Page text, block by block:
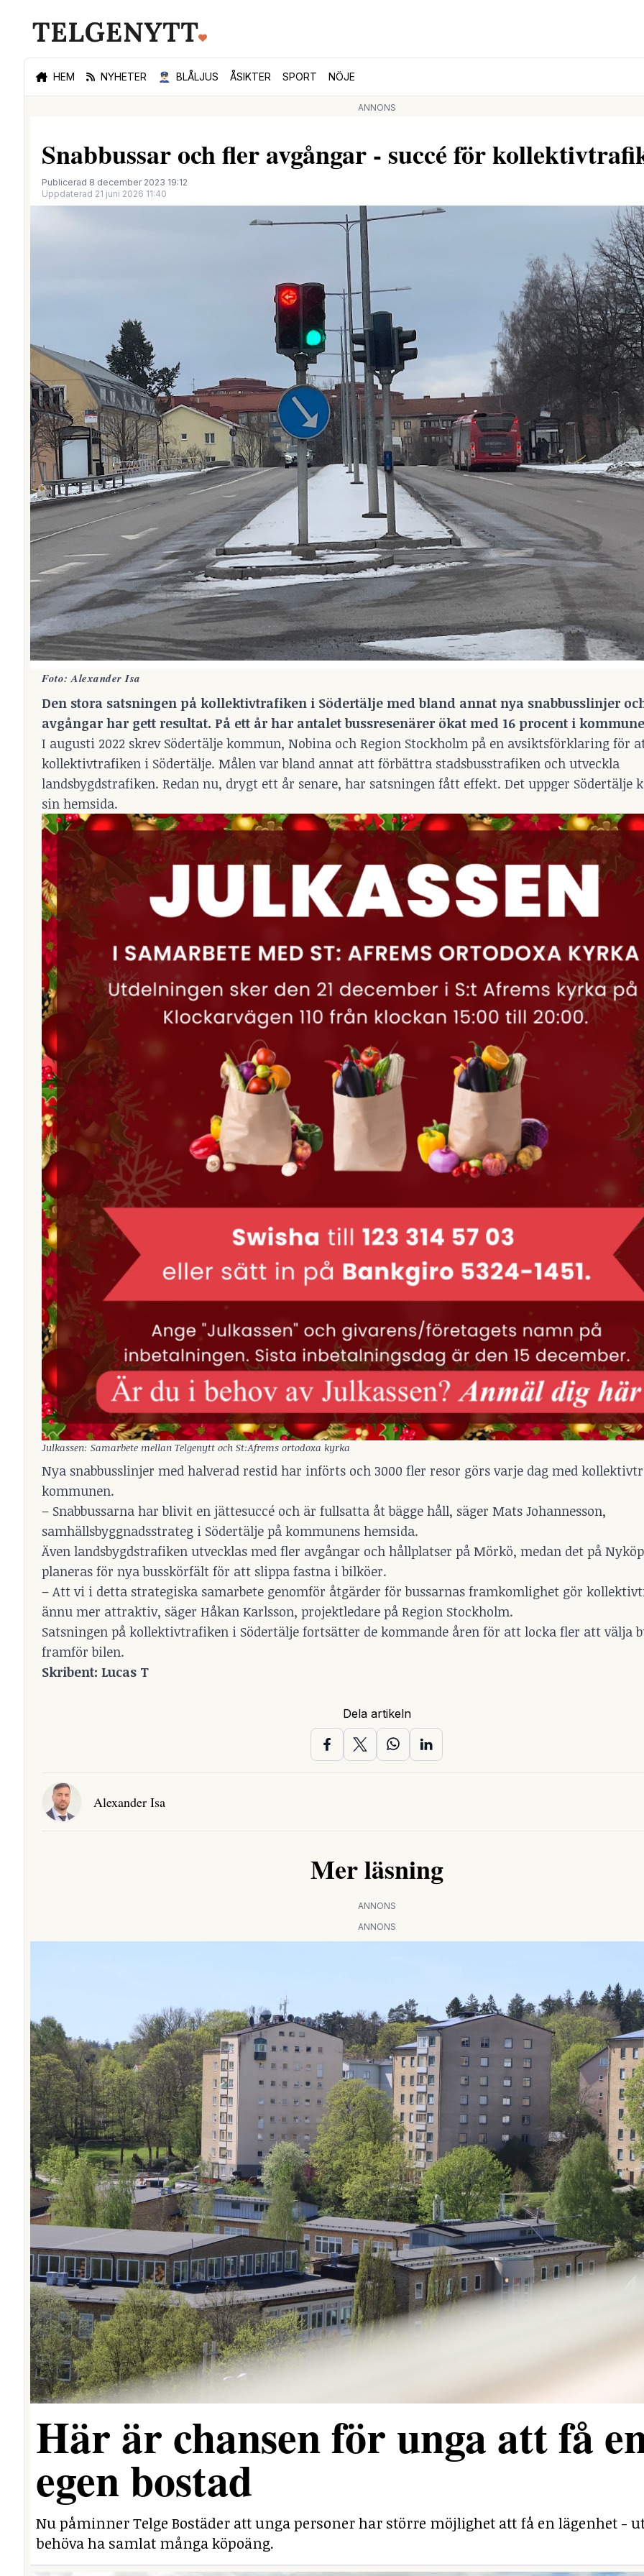
HEM NYHETER 👮🏻‍♂️ BLÅLJUS ÅSIKTER SPORT NÖJE
ANNONS
Snabbussar och fler avgångar - succé för
Publicerad 8 december 2023 19:12
Uppdaterad 21 juni 2026 11:40
Foto: Alexander Isa
Den stora satsningen på kollektivtrafiken i Södertälje med bland annat nya snabbusslinjer
avgångar har gett resultat. På ett år har antalet bussresenärer ökat med 16 procent i
I augusti 2022 skrev Södertälje kommun, Nobina och Region Stockholm på en avsiktsförklaring för
kollektivtrafiken i Södertälje. Målen var bland annat att förbättra stadsbusstrafiken och utveckla
landsbygdstrafiken. Redan nu, drygt ett år senare, har satsningen fått effekt. Det uppger Södertälje
sin hemsida.
Julkassen: Samarbete mellan Telgenytt och St:Afrems ortodoxa kyrka
Nya snabbusslinjer med halverad restid har införts och 3000 fler resor görs varje dag med
kommunen.
– Snabbussarna har blivit en jättesuccé och är fullsatta åt bägge håll, säger Mats Johannesson,
samhällsbyggnadsstrateg i Södertälje på kommunens hemsida.
Även landsbygdstrafiken utvecklas med fler avgångar och hållplatser på Mörkö, medan det på
planeras för nya busskörfält för att slippa fastna i bilköer.
– Att vi i detta strategiska samarbete genomför åtgärder för bussarnas framkomlighet gör
ännu mer attraktiv, säger Håkan Karlsson, projektledare på Region Stockholm.
Satsningen på kollektivtrafiken i Södertälje fortsätter de kommande åren för att locka fler att välja
framför bilen.
Skribent: Lucas T
Dela artikeln
Alexander Isa
Mer läsning
ANNONS
ANNONS
Här är chansen för unga att få
egen bostad
Nu påminner Telge Bostäder att unga personer har större möjlighet att få en lägenhet -
behöva ha samlat många köpoäng.